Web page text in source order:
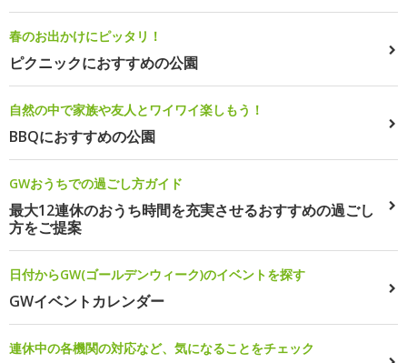
春のお出かけにピッタリ！
ピクニックにおすすめの公園
自然の中で家族や友人とワイワイ楽しもう！
BBQにおすすめの公園
GWおうちでの過ごし方ガイド
最大12連休のおうち時間を充実させるおすすめの過ごし
方をご提案
日付からGW(ゴールデンウィーク)のイベントを探す
GWイベントカレンダー
連休中の各機関の対応など、気になることをチェック